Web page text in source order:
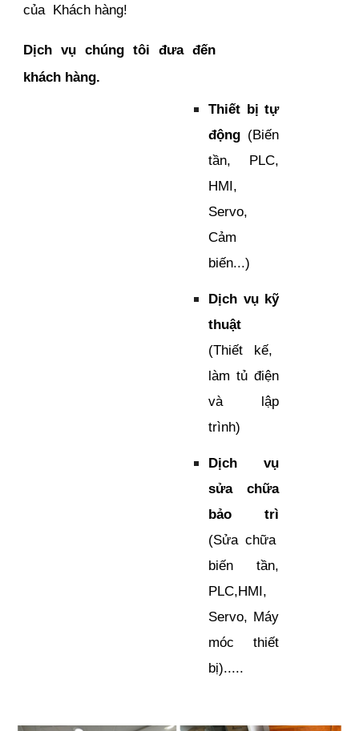
của Khách hàng!
Dịch vụ chúng tôi đưa đến
khách hàng.
Thiết bị tự
động (Biến
tần, PLC,
HMI,
Servo,
Cảm
biến...)
Dịch vụ kỹ
thuật
(Thiết kế,
làm tủ điện
và lập
trình)
Dịch vụ
sửa chữa
bảo trì
(Sửa chữa
biến tần,
PLC,HMI,
Servo, Máy
móc thiết
bị).....